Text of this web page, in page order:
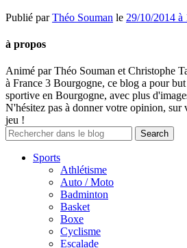
Publié parThéo Souman le 29/10/2014 à
à propos
Animé par Théo Souman et Christophe
à France 3 Bourgogne, ce blog a pour
sportive en Bourgogne, avec plus
N'hésitez pas à donner votre opinion, sur
jeu !
Sports
Athlétisme
Auto / Moto
Badminton
Basket
Boxe
Cyclisme
Escalade